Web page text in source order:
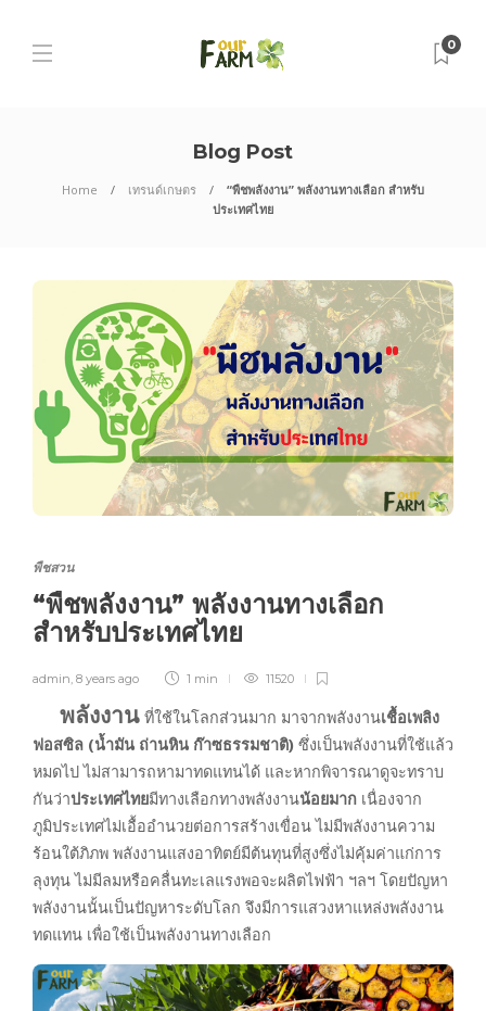
0
Blog Post
Home เทรนด์เกษตร
“พืชพลังงาน” พลังงานทางเลือก สำหรับ
ประเทศไทย
พืชสวน
“พืชพลังงาน” พลังงานทางเลือก
สำหรับประเทศไทย
admin 8 years ago 1 min 11520
พลังงาน ที่ใช้ในโลกส่วนมาก มาจากพลังงานเชื้อเพลิง
ฟอสซิล (น้ำมัน ถ่านหิน ก๊าซธรรมชาติ) ซึ่งเป็นพลังงานที่ใช้แล้ว
หมดไป ไม่สามารถหามาทดแทนได้ และหากพิจารณาดูจะทราบ
กันว่าประเทศไทยมีทางเลือกทางพลังงานน้อยมาก เนื่องจาก
ภูมิประเทศไม่เอื้ออำนวยต่อการสร้างเขื่อน ไม่มีพลังงานความ
ร้อนใต้ภิภพ พลังงานแสงอาทิตย์มีต้นทุนที่สูงซึ่งไม่คุ้มค่าแก่การ
ลุงทุน ไม่มีลมหรือคลื่นทะเลแรงพอจะผลิตไฟฟ้า ฯลฯ โดยปัญหา
พลังงานนั้นเป็นปัญหาระดับโลก จึงมีการแสวงหาแหล่งพลังงาน
ทดแทน เพื่อใช้เป็นพลังงานทางเลือก